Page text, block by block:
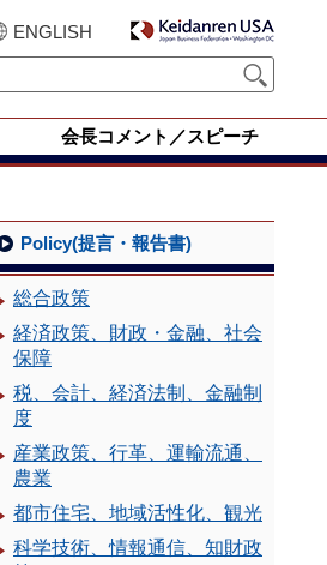
ENGLISH
会長コメント／スピーチ
Policy(提言・報告書)
総合政策
経済政策、財政・金融、社会
保障
税、会計、経済法制、金融制
度
産業政策、行革、運輸流通、
農業
都市住宅、地域活性化、観光
科学技術、情報通信、知財政